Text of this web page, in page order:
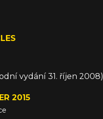
vydání 31. říjen 2008)
2015